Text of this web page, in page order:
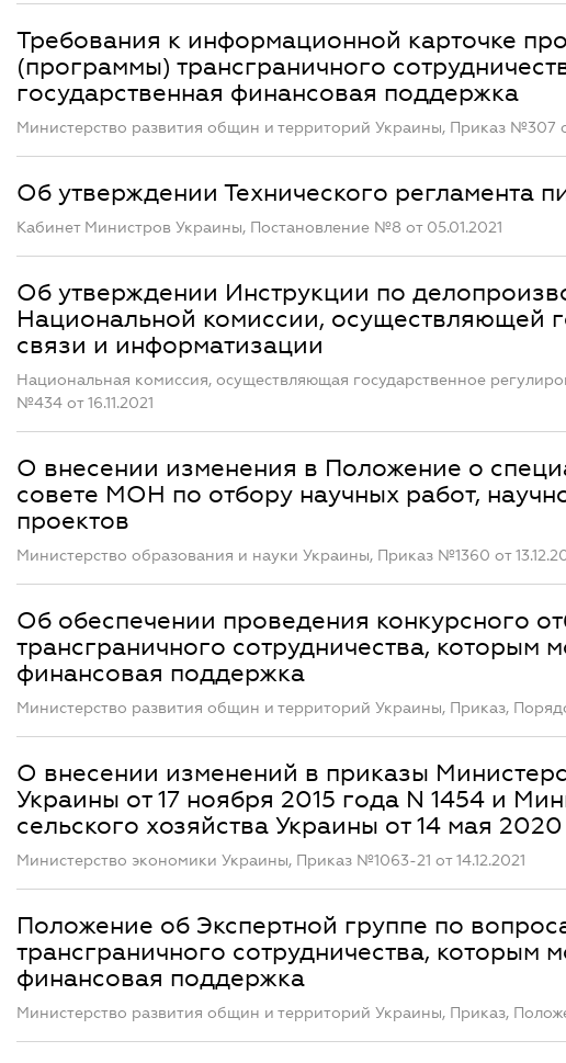
Требования к информационной карточке
(программы) трансграничного
государственная финансовая поддержка
Министерство развития общин и территорий Украины, Приказ №307
Об утверждении Технического регламента
Кабинет Министров Украины, Постановление №8 от 05.01.2021
Об утверждении Инструкции по
Национальной комиссии, осуществляющей
связи и информатизации
Национальная комиссия, осуществляющая государственное
№434 от 16.11.2021
О внесении изменения в Положение о
совете МОН по отбору научных работ,
проектов
Министерство образования и науки Украины, Приказ №1360 от
Об обеспечении проведения конкурсного
трансграничного сотрудничества, которым
финансовая поддержка
Министерство развития общин и территорий Украины, Приказ,
О внесении изменений в приказы
Украины от 17 ноября 2015 года N 1454 и
сельского хозяйства Украины от 14 мая
Министерство экономики Украины, Приказ №1063-21 от 14.12.2021
Положение об Экспертной группе по
трансграничного сотрудничества, которым
финансовая поддержка
Министерство развития общин и территорий Украины, Приказ,